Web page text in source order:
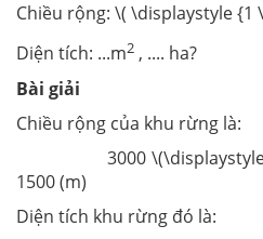
Chiều rộng: \( \displaystyle {1
Diện tích: ...m2 , .... ha?
Bài giải
Chiều rộng của khu rừng là:
3000 \(\displaystyle
1500 (m)
Diện tích khu rừng đó là: